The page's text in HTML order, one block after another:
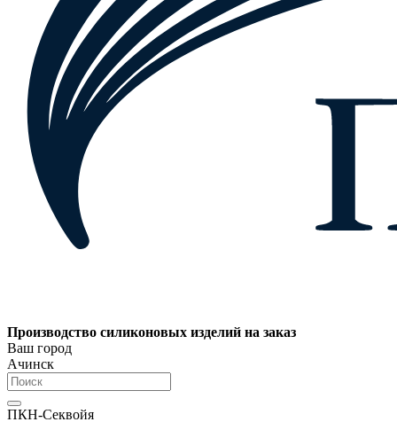
Производство силиконовых изделий на заказ
Ваш город
Ачинск
ПКН-Секвойя